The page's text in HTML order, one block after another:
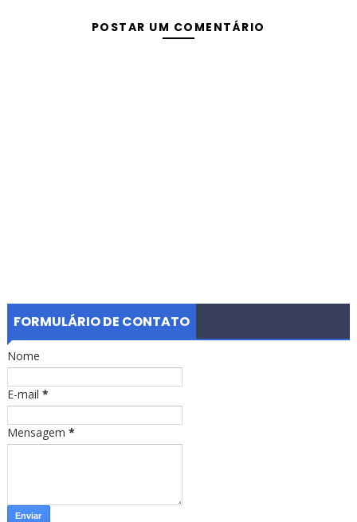
POSTAR UM COMENTÁRIO
FORMULÁRIO DE CONTATO
Nome
E-mail *
Mensagem *